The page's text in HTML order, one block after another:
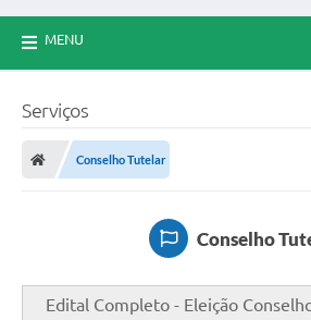
MENU
Serviços
Conselho Tutelar
Conselho
Edital Completo - Eleição